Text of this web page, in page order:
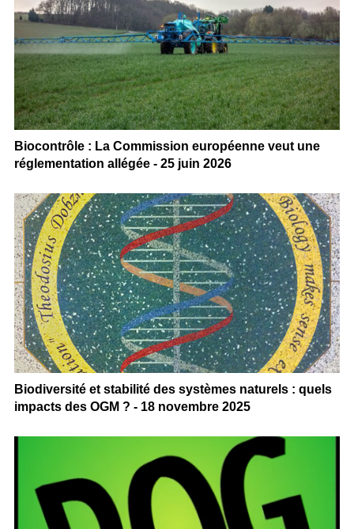
Biocontrôle : La Commission européenne veut une
réglementation allégée - 25 juin 2026
Biodiversité et stabilité des systèmes naturels : quels
impacts des OGM ? - 18 novembre 2025